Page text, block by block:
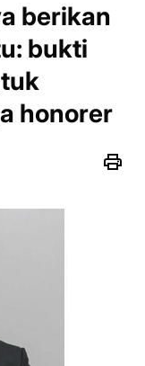
berikan
bukti
honorer